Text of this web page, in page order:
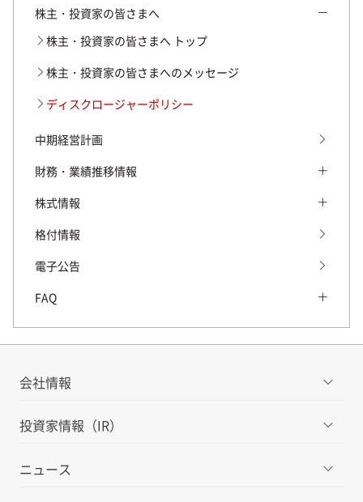
当期の決算短信・説明会資料
2026年3月期 決算短信・説明会資料
2025年3月期 決算短信・説明会資料
2024年3月期 決算短信・説明会資料
2023年3月期 決算短信・説明会資料
2022年3月期 決算短信・参考資料
過去の決算短信・参考資料
有価証券報告書・半期報告書
過去の有価証券報告書・
プレゼンテーション・マテリアル
株主・投資家の皆さまへ
株主・投資家の皆さまへ トップ
株主・投資家の皆さまへのメッセージ
ディスクロージャーポリシー
中期経営計画
財務・業績推移情報
財務・業績推移情報 トップ
財務データ
口座数・預金推移
株式情報
株式情報 トップ
株式基本情報
株式・株主の状況
配当・株主還元
株主総会・招集通知
過去の株主総会資料
格付情報
電子公告
FAQ
FAQ トップ
IRに関するお問い合わせ先
会社情報
投資家情報（IR）
ニュース